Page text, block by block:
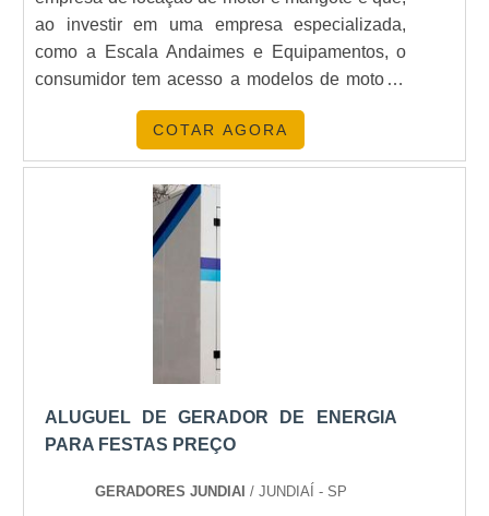
ao investir em uma empresa especializada,
como a Escala Andaimes e Equipamentos, o
consumidor tem acesso a modelos de motor e
mangote de qualidade, podendo ter sempre o
auxílio da empresa em caso de necessidade. A
Escala Andaimes e Equipamentos é uma
empresa excepcional e idônea, com
profissionais aptos a exercer suas atividades
com excelência e respeito às necessidade.
COTAR AGORA
ALUGUEL DE GERADOR DE ENERGIA
PARA FESTAS PREÇO
GERADORES JUNDIAI / JUNDIAÍ - SP